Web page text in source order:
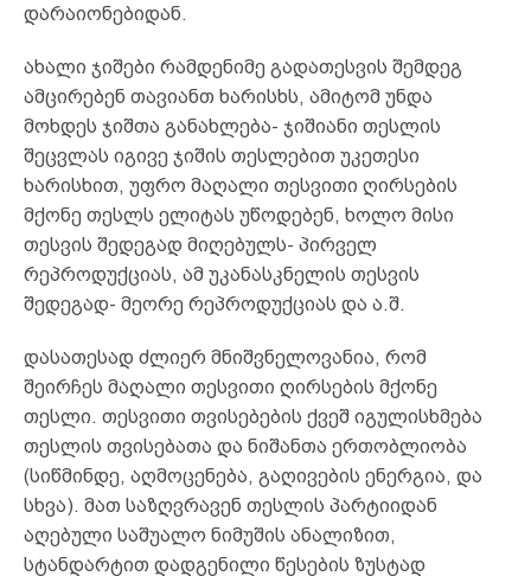
დარაიონებიდან.
ახალი ჯიშები რამდენიმე გადათესვის შემდეგ
ამცირებენ თავიანთ ხარისხს, ამიტომ უნდა
მოხდეს ჯიშთა განახლება- ჯიშიანი თესლის
შეცვლას იგივე ჯიშის თესლებით უკეთესი
ხარისხით, უფრო მაღალი თესვითი ღირსების
მქონე თესლს ელიტას უწოდებენ, ხოლო მისი
თესვის შედეგად მიღებულს- პირველ
რეპროდუქციას, ამ უკანასკნელის თესვის
შედეგად- მეორე რეპროდუქციას და ა.შ.
დასათესად ძლიერ მნიშვნელოვანია, რომ
შეირჩეს მაღალი თესვითი ღირსების მქონე
თესლი. თესვითი თვისებების ქვეშ იგულისხმება
თესლის თვისებათა და ნიშანთა ერთობლიობა
(სიწმინდე, აღმოცენება, გაღივების ენერგია, და
სხვა). მათ საზღვრავენ თესლის პარტიიდან
აღებული საშუალო ნიმუშის ანალიზით,
სტანდარტით დადგენილი წესების ზუსტად